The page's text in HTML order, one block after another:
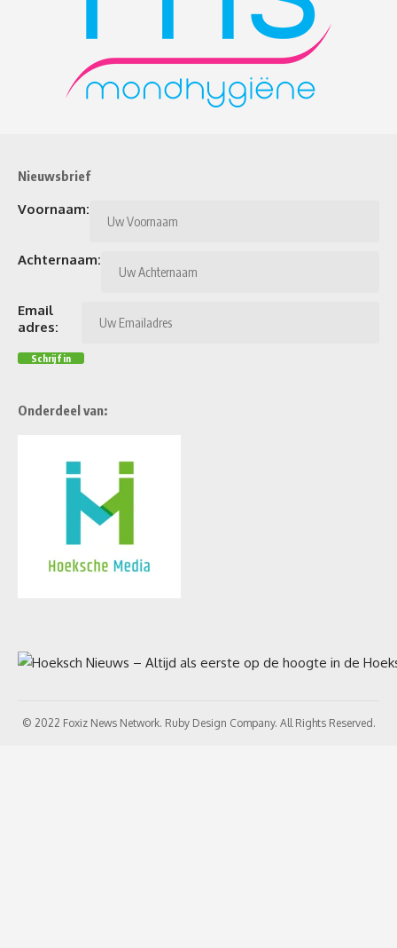
Nieuwsbrief
Voornaam:
Achternaam:
Email
adres:
Onderdeel van:
© 2022 Foxiz News Network. Ruby Design Company. All Rights Reserved.